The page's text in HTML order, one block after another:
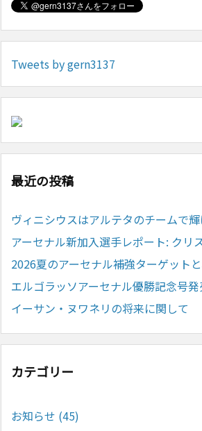
Tweets by gern3137
最近の投稿
ヴィニシウスはアルテタのチームで輝
アーセナル新加入選手レポート: クリ
2026夏のアーセナル補強ターゲット
エルゴラッソアーセナル優勝記念号
イーサン・ヌワネリの将来に関して
カテゴリー
お知らせ (45)